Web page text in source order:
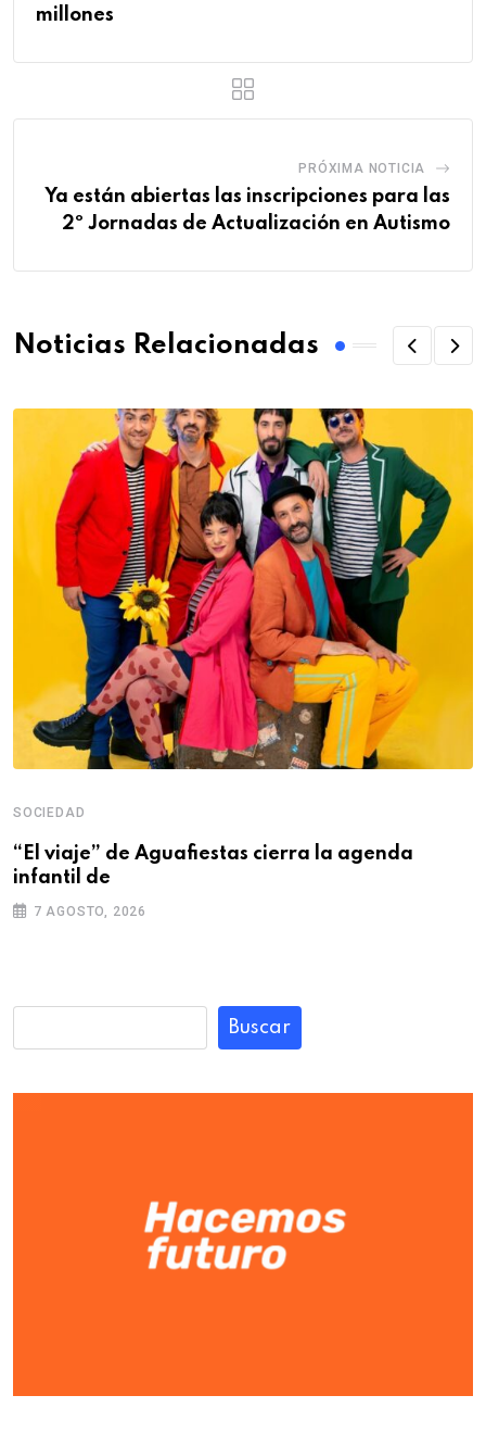
millones
PRÓXIMA NOTICIA
Ya están abiertas las inscripciones para las
2º Jornadas de Actualización en Autismo
Noticias Relacionadas
SOCIEDAD
“El viaje” de Aguafiestas cierra la agenda
infantil de
7 AGOSTO, 2026
Buscar